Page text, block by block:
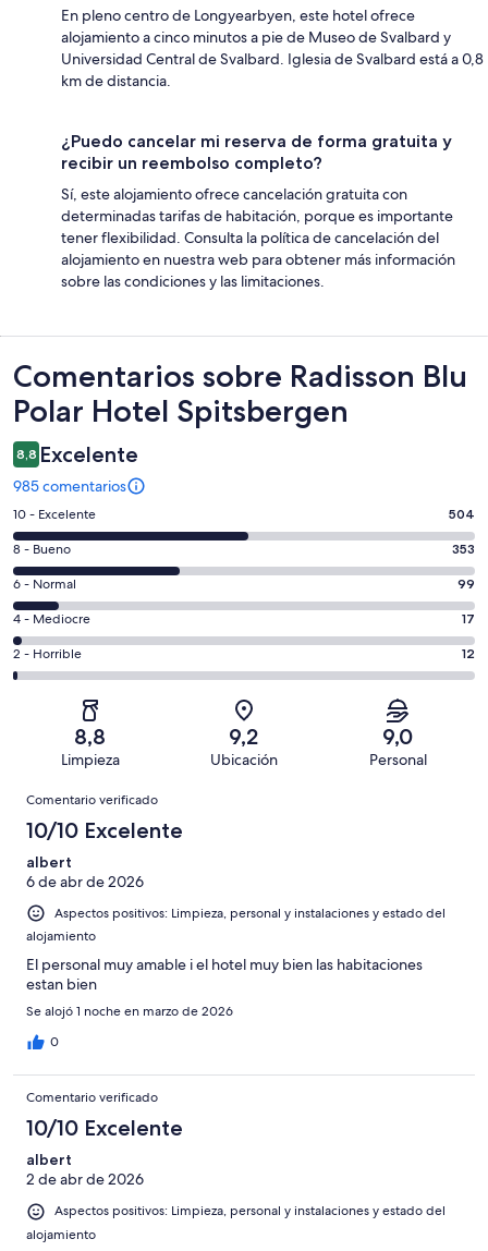
En pleno centro de Longyearbyen, este hotel ofrece
alojamiento a cinco minutos a pie de Museo de Svalbard y
Universidad Central de Svalbard. Iglesia de Svalbard está a 0,8
km de distancia.
¿Puedo cancelar mi reserva de forma gratuita y
recibir un reembolso completo?
Sí, este alojamiento ofrece cancelación gratuita con
determinadas tarifas de habitación, porque es importante
tener flexibilidad. Consulta la política de cancelación del
alojamiento en nuestra web para obtener más información
sobre las condiciones y las limitaciones.
Comentarios
Comentarios sobre Radisson Blu
Polar Hotel Spitsbergen
8,8 Excelente
985 comentarios
504
comentarios
de
un
total
de
985
con
puntuación
10 - Excelente 504
353
comentarios
de
un
total
de
puntuación
8 - Bueno 353
99
comentarios
de
un
total
puntuación
Normal
6 - Normal 99
17
comentarios
de
una
puntuación
Mediocre
4 - Mediocre 17
12
comentarios
985
una
puntuación
de
Horrible
2 - Horrible 12
8,8
Limpieza
9,2
Ubicación
9,0
Personal
Comentarios
Comentario verificado
10/10 Excelente
albert
6 de abr de 2026
Aspectos positivos: Limpieza, personal y instalaciones y estado del
alojamiento
El personal muy amable i el hotel muy bien las habitaciones
estan bien
Se alojó 1 noche en marzo de 2026
0
Comentario verificado
10/10 Excelente
albert
2 de abr de 2026
Aspectos positivos: Limpieza, personal y instalaciones y estado del
alojamiento